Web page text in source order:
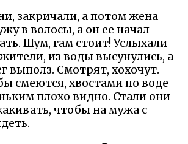
закричали, а потом жена
в волосы, а он ее начал
Шум, гам стоит! Услыхали
из воды высунулись, а
выполз. Смотрят, хохочут.
смеются, хвостами по воде
плохо видно. Стали они
чтобы на мужа с